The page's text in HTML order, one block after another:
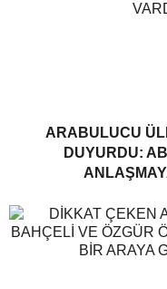
ARABULUCU
DUYURDU: